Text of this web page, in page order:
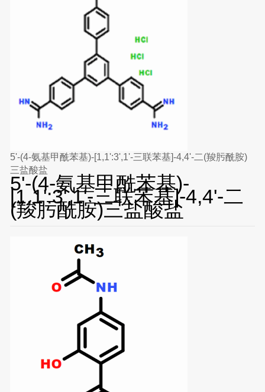
5'-(4-氨基甲酰苯基)-[1,1':3',1'-三联苯基]-4,4'-二(羧肟酰胺)
三盐酸盐
5'-(4-氨基甲酰苯基)-
[1,1':3',1'-三联苯基]-4,4'-二
(羧肟酰胺)三盐酸盐